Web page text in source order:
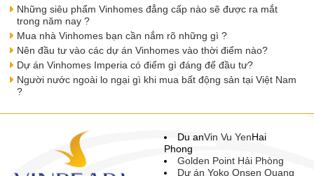
Những siêu phẩm Vinhomes đẳng cấp nào sẽ được ra mắt
trong năm nay ?
Mua nhà Vinhomes bạn cần nắm rõ những gì ?
Nên đầu tư vào các dự án Vinhomes vào thời điểm nào?
Dự án Vinhomes Imperia có điểm gì đáng để đầu tư?
Người nước ngoài lo ngại gì khi mua bất động sản tại Việt Nam
?
Du anVin Vu YenHai
Phong
Golden Point Hải Phòng
Dự án Yoko Onsen Quang